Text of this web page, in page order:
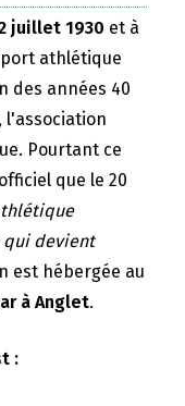
juillet 1930 et à
athlétique
des années 40
l'association
Pourtant ce
que le 20
qui devient
est hébergée au
à Anglet.
: